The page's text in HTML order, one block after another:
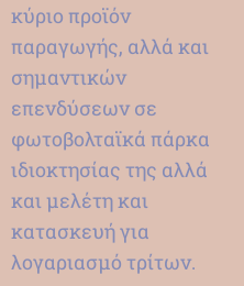
κύριο προϊόν
παραγωγής, αλλά και
σημαντικών
επενδύσεων σε
φωτοβολταϊκά πάρκα
ιδιοκτησίας της αλλά
και μελέτη και
κατασκευή για
λογαριασμό τρίτων.